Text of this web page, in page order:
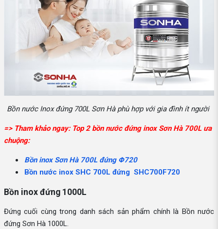
Bồn nước Inox đứng 700L Sơn Hà phù hợp với gia đình ít người
=> Tham khảo ngay: Top 2 bồn nước đứng inox Sơn Hà 700L ưa
chuộng:
Bồn inox Sơn Hà 700L đứng Φ720
Bồn nước inox SHC 700L đứng SHC700F720
Bồn inox đứng 1000L
Đứng cuối cùng trong danh sách sản phẩm chính là Bồn nước
đứng Sơn Hà 1000L.